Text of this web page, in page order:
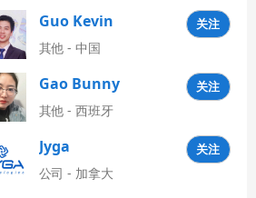
Guo Kevin 关注
其他 - 中国
Gao Bunny 关注
其他 - 西班牙
Jyga
Technologies
关注
公司 - 加拿大